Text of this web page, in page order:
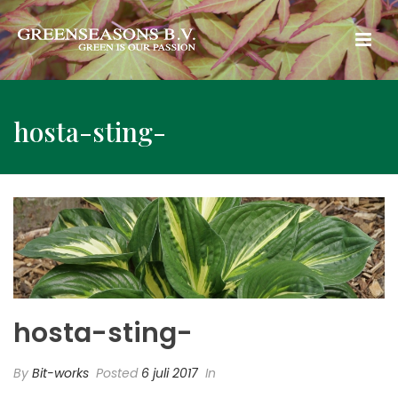
hosta-sting-
hosta-sting-
By Bit-works Posted 6 juli 2017 In